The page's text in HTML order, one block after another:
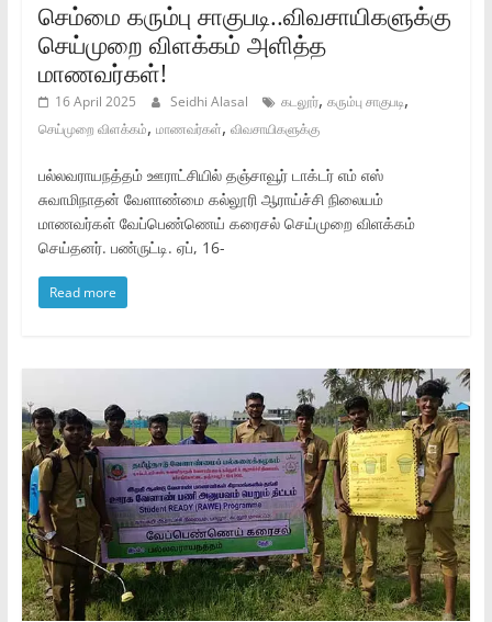
செம்மை கரும்பு சாகுபடி..விவசாயிகளுக்கு
செய்முறை விளக்கம் அளித்த
மாணவர்கள்!
16 April 2025 Seidhi Alasal கடலூர், கரும்பு சாகுபடி,
செய்முறை விளக்கம், மாணவர்கள், விவசாயிகளுக்கு
பல்லவராயநத்தம் ஊராட்சியில் தஞ்சாவூர் டாக்டர் எம் எஸ்
சுவாமிநாதன் வேளாண்மை கல்லூரி ஆராய்ச்சி நிலையம்
மாணவர்கள் வேப்பெண்ணெய் கரைசல் செய்முறை விளக்கம்
செய்தனர். பண்ருட்டி. ஏப், 16-
Read more